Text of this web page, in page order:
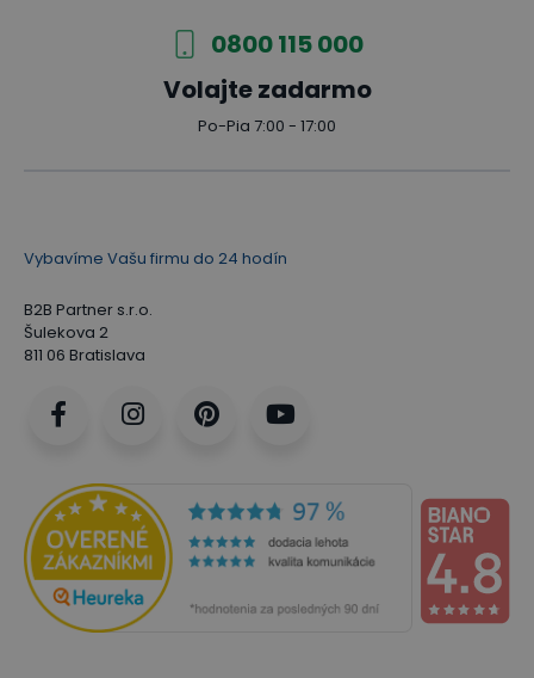
0800 115 000
Volajte zadarmo
Po-Pia 7:00 - 17:00
Vybavíme Vašu firmu do 24 hodín
B2B Partner s.r.o.
Šulekova 2
811 06 Bratislava